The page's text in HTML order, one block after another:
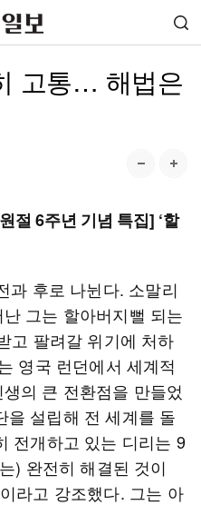
고통… 해법은
절 6주년 기념 특집] ‘할
과 후로 나뉜다. 소말리
그는 할아버지뻘 되는
고 팔려갈 위기에 처하
영국 런던에서 세계적
의 큰 전환점을 만들었
을 설립해 전 세계를 돌
전개하고 있는 디리는 9
) 완전히 해결된 것이
라고 강조했다. 그는 아